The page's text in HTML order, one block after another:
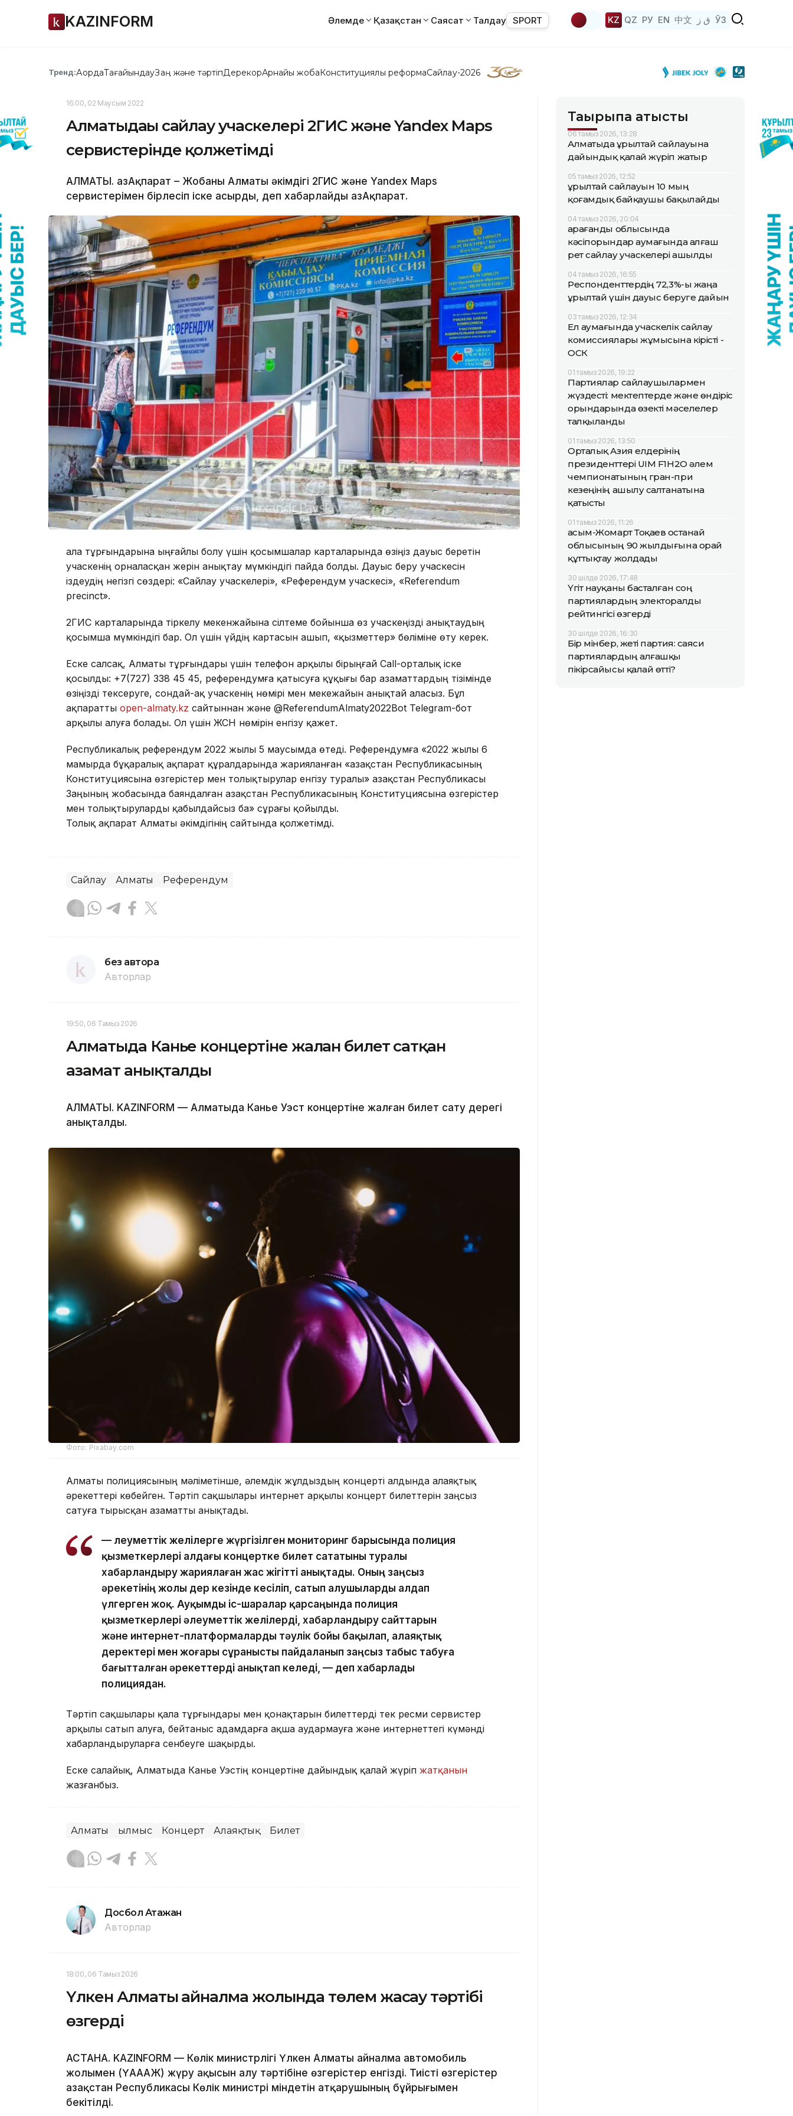
KAZINFORM Әлемде Қазақстан Саясат Талдау SPORT KZ QZ РУ EN 中文 ق ز ЎЗ
Тренд:АқордаТағайындауЗаң және тәртіпДерекқорАрнайы жобаКонституциялық реформаСайлау-2026
16:00, 02 Маусым 2022
Алматыдағы сайлау учаскелері 2ГИС және Yandex Maps
сервистерінде қолжетімді
АЛМАТЫ. ҚазАқпарат – Жобаны Алматы әкімдігі 2ГИС және Yandex Maps
сервистерімен бірлесіп іске асырды, деп хабарлайды ҚазАқпарат.
Қала тұрғындарына ыңғайлы болу үшін қосымшалар карталарында өзіңіз дауыс беретін
учаскенің орналасқан жерін анықтау мүмкіндігі пайда болды. Дауыс беру учаскесін
іздеудің негізгі сөздері: «Сайлау учаскелері», «Референдум учаскесі», «Referendum
precinct».
2ГИС карталарында тіркелу мекенжайына сілтеме бойынша өз учаскеңізді анықтаудың
қосымша мүмкіндігі бар. Ол үшін үйдің картасын ашып, «қызметтер» бөліміне өту керек.
Еске салсақ, Алматы тұрғындары үшін телефон арқылы бірыңғай Call-орталық іске
қосылды: +7(727) 338 45 45, референдумға қатысуға құқығы бар азаматтардың тізімінде
өзіңізді тексеруге, сондай-ақ учаскенің нөмірі мен мекежайын анықтай аласыз. Бұл
ақпаратты open-almaty.kz сайтыннан және @ReferendumAlmaty2022Bot Telegram-бот
арқылы алуға болады. Ол үшін ЖСН нөмірін енгізу қажет.
Республикалық референдум 2022 жылы 5 маусымда өтеді. Референдумға «2022 жылы 6
мамырда бұқаралық ақпарат құралдарында жарияланған «Қазақстан Республикасының
Конституциясына өзгерістер мен толықтырулар енгізу туралы» Қазақстан Республикасы
Заңының жобасында баяндалған Қазақстан Республикасының Конституциясына өзгерістер
мен толықтыруларды қабылдайсыз ба» сұрағы қойылды.
Толық ақпарат Алматы әкімдігінің сайтында қолжетімді.
Сайлау Алматы Референдум
без автора
Авторлар
19:50, 06 Тамыз 2026
Алматыда Канье концертіне жалған билет сатқан
азамат анықталды
АЛМАТЫ. KAZINFORM — Алматыда Канье Уэст концертіне жалған билет сату дерегі
анықталды.
Фото: Pixabay.com
Алматы полициясының мәліметінше, әлемдік жұлдыздың концерті алдында алаяқтық
әрекеттері көбейген. Тәртіп сақшылары интернет арқылы концерт билеттерін заңсыз
сатуға тырысқан азаматты анықтады.
— Әлеуметтік желілерге жүргізілген мониторинг барысында полиция
қызметкерлері алдағы концертке билет сататыны туралы
хабарландыру жариялаған жас жігітті анықтады. Оның заңсыз
әрекетінің жолы дер кезінде кесіліп, сатып алушыларды алдап
үлгерген жоқ. Ауқымды іс-шаралар қарсаңында полиция
қызметкерлері әлеуметтік желілерді, хабарландыру сайттарын
және интернет-платформаларды тәулік бойы бақылап, алаяқтық
деректері мен жоғары сұранысты пайдаланып заңсыз табыс табуға
бағытталған әрекеттерді анықтап келеді, — деп хабарлады
полициядан.
Тәртіп сақшылары қала тұрғындары мен қонақтарын билеттерді тек ресми сервистер
арқылы сатып алуға, бейтаныс адамдарға ақша аудармауға және интернеттегі күмәнді
хабарландыруларға сенбеуге шақырды.
Еске салайық, Алматыда Канье Уэстің концертіне дайындық қалай жүріп жатқанын
жазғанбыз.
Алматы Қылмыс Концерт Алаяқтық Билет
Досбол Атажан
Авторлар
18:00, 06 Тамыз 2026
Үлкен Алматы айналма жолында төлем жасау тәртібі
өзгерді
АСТАНА. KAZINFORM — Көлік министрлігі Үлкен Алматы айналма автомобиль
жолымен (ҮАААЖ) жүру ақысын алу тәртібіне өзгерістер енгізді. Тиісті өзгерістер
Қазақстан Республикасы Көлік министрі міндетін атқарушының бұйрығымен
бекітілді.
Тақырыпқа қатысты
06 тамыз 2026, 13:28
Алматыда Құрылтай сайлауына
дайындық қалай жүріп жатыр
05 тамыз 2026, 12:52
Құрылтай сайлауын 10 мың
қоғамдық байқаушы бақылайды
04 тамыз 2026, 20:04
Қарағанды облысында
кәсіпорындар аумағында алғаш
рет сайлау учаскелері ашылды
04 тамыз 2026, 16:55
Респонденттердің 72,3%-ы жаңа
Құрылтай үшін дауыс беруге дайын
03 тамыз 2026, 12:34
Ел аумағында учаскелік сайлау
комиссиялары жұмысына кірісті -
ОСК
01 тамыз 2026, 19:22
Партиялар сайлаушылармен
жүздесті: мектептерде және өндіріс
орындарында өзекті мәселелер
талқыланды
01 тамыз 2026, 13:50
Орталық Азия елдерінің
президенттері UIM F1H2O әлем
чемпионатының гран-при
кезеңінің ашылу салтанатына
қатысты
01 тамыз 2026, 11:26
Қасым-Жомарт Тоқаев Қостанай
облысының 90 жылдығына орай
құттықтау жолдады
30 шілде 2026, 17:48
Үгіт науқаны басталған соң
партиялардың электоралды
рейтингісі өзгерді
30 шілде 2026, 16:30
Бір мінбер, жеті партия: саяси
партиялардың алғашқы
пікірсайысы қалай өтті?